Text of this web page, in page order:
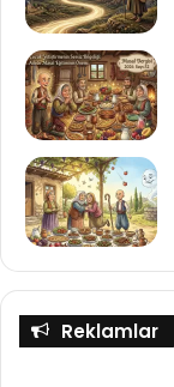
Reklamlar